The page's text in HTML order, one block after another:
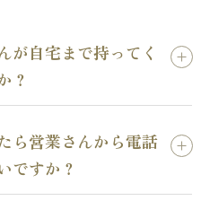
が自宅まで持ってく
？
ら営業さんから電話
ですか？